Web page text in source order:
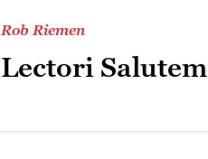
Rob Riemen
Lectori Salutem